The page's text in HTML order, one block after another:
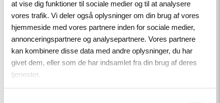
at vise dig funktioner til sociale medier og til at analysere
vores trafik. Vi deler også oplysninger om din brug af vores
hjemmeside med vores partnere inden for sociale medier,
annonceringspartnere og analysepartnere. Vores partnere
kan kombinere disse data med andre oplysninger, du har
givet dem, eller som de har indsamlet fra din brug af deres
tjenester.
resistant to abrasion, Approval: cULus, RoHS-
compliant, Protection class: IP67, IP69K, Male M12,
straight, 8-pin
Minimum order quantity: 1